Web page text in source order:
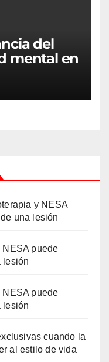
del
mental en
terapia
y NESA
una lesión
NESA puede
lesión
NESA puede
lesión
cuando la
al estilo de vida